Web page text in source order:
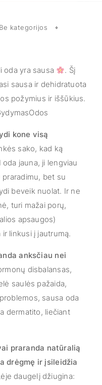
Be kategorijos
oda yra sausa
. Šį
sausa ir dehidratuota
požymius ir iššūkius.
kone visą
sako, kad ką
jauna, ji lengviau
bet su
beveik nuolat. Ir ne
turi mažai porų,
apsaugos)
linkusi į jautrumą.
anksčiau nei
disbalansas,
saulės pažaida,
sausa oda
dermatito, liečiant
praranda natūralią
drėgmę ir įsileidžia
daugelį džiugina: